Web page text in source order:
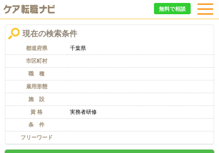
無料で相談
現在の検索条件
都道府県 千葉県
市区町村
職 種
雇用形態
施 設
資 格 実務者研修
条 件
フリーワード